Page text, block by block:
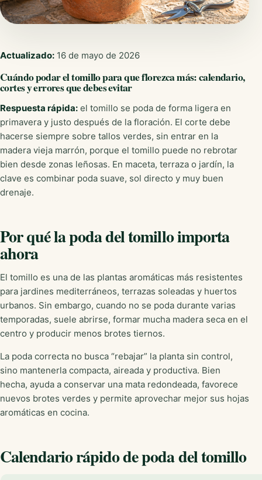
Actualizado: 16 de mayo de 2026
Cuándo podar el tomillo para que florezca más: calendario,
cortes y errores que debes evitar
Respuesta rápida: el tomillo se poda de forma ligera en
primavera y justo después de la floración. El corte debe
hacerse siempre sobre tallos verdes, sin entrar en la
madera vieja marrón, porque el tomillo puede no rebrotar
bien desde zonas leñosas. En maceta, terraza o jardín, la
clave es combinar poda suave, sol directo y muy buen
drenaje.
Por qué la poda del tomillo importa
ahora
El tomillo es una de las plantas aromáticas más resistentes
para jardines mediterráneos, terrazas soleadas y huertos
urbanos. Sin embargo, cuando no se poda durante varias
temporadas, suele abrirse, formar mucha madera seca en el
centro y producir menos brotes tiernos.
La poda correcta no busca “rebajar” la planta sin control,
sino mantenerla compacta, aireada y productiva. Bien
hecha, ayuda a conservar una mata redondeada, favorece
nuevos brotes verdes y permite aprovechar mejor sus hojas
aromáticas en cocina.
Calendario rápido de poda del tomillo